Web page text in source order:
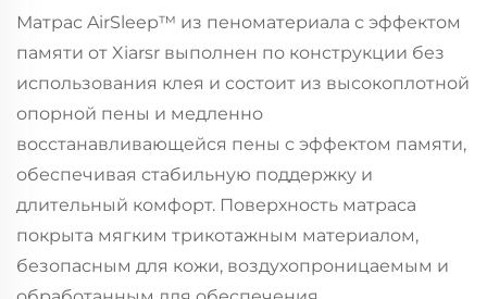
Матрас AirSleep™ из пеноматериала с эффектом
памяти от Xiarsr выполнен по конструкции без
использования клея и состоит из высокоплотной
опорной пены и медленно
восстанавливающейся пены с эффектом памяти,
обеспечивая стабильную поддержку и
длительный комфорт. Поверхность матраса
покрыта мягким трикотажным материалом,
безопасным для кожи, воздухопроницаемым и